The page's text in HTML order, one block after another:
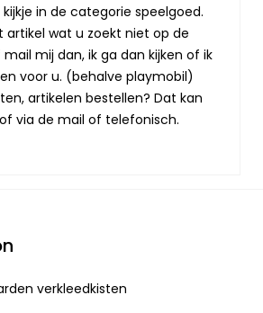
in de categorie speelgoed.
artikel wat u zoekt niet op de
mij dan, ik ga dan kijken of ik
voor u. (behalve playmobil)
artikelen bestellen? Dat kan
via de mail of telefonisch.
verkleedkisten